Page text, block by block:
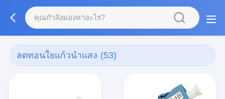
ลดทอนใยแก้วนำแสง (53)